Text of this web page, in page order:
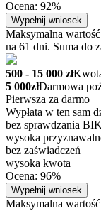
Ocena: 92%
Wypełnij wniosek
Maksymalna
na 61 dni. Suma do
500 - 15 000 zł
5 000złDarmowa
Pierwsza za darmo
Wypłata w ten sam
bez sprawdzania BIK
wysoka
bez zaświadczeń
wysoka kwota
Ocena: 96%
Wypełnij wniosek
Maksymalna